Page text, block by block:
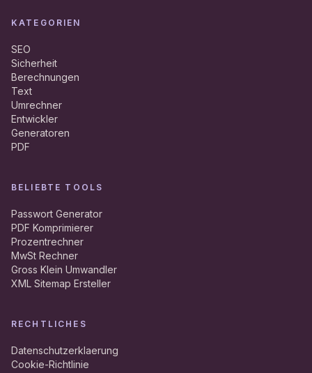
KATEGORIEN
SEO
Sicherheit
Berechnungen
Text
Umrechner
Entwickler
Generatoren
PDF
BELIEBTE TOOLS
Passwort Generator
PDF Komprimierer
Prozentrechner
MwSt Rechner
Gross Klein Umwandler
XML Sitemap Ersteller
RECHTLICHES
Datenschutzerklaerung
Cookie-Richtlinie